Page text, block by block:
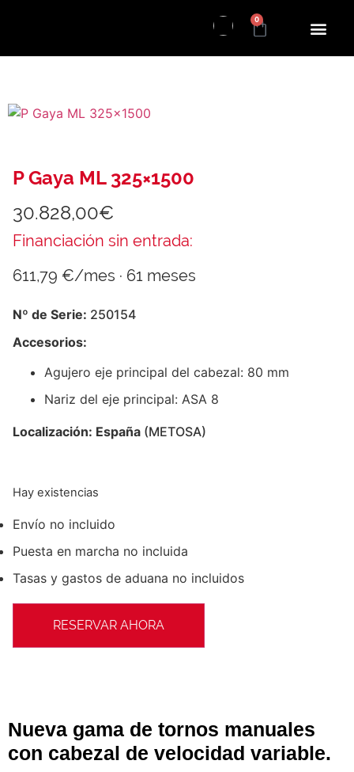
0
P Gaya ML 325×1500
30.828,00€
Financiación sin entrada:
611,79 €/mes · 61 meses
Nº de Serie: 250154
Accesorios:
Agujero eje principal del cabezal: 80 mm
Nariz del eje principal: ASA 8
Localización: España (METOSA)
Hay existencias
Envío no incluido
Puesta en marcha no incluida
Tasas y gastos de aduana no incluidos
RESERVAR AHORA
Nueva gama de tornos manuales
con cabezal de velocidad variable.